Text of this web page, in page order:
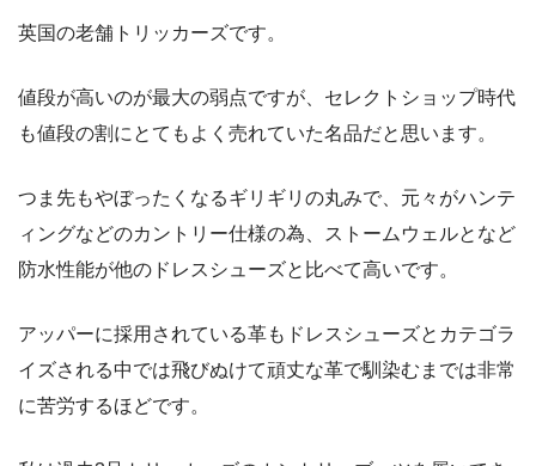
英国の老舗トリッカーズです。
値段が高いのが最大の弱点ですが、セレクトショップ時代
も値段の割にとてもよく売れていた名品だと思います。
つま先もやぼったくなるギリギリの丸みで、元々がハンテ
ィングなどのカントリー仕様の為、ストームウェルとなど
防水性能が他のドレスシューズと比べて高いです。
アッパーに採用されている革もドレスシューズとカテゴラ
イズされる中では飛びぬけて頑丈な革で馴染むまでは非常
に苦労するほどです。